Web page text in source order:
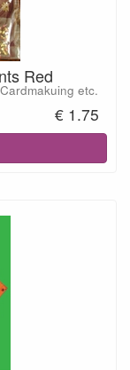
Red
etc.
€ 1.75